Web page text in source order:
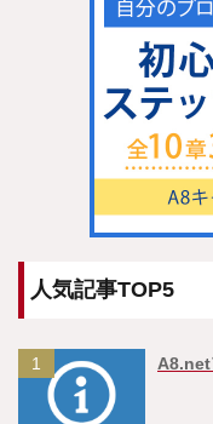
人気記事TOP5
1 A8.net